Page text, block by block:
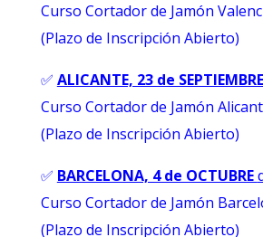
Curso Cortador de Jamón
(Plazo de Inscripción Abierto)
✅ ALICANTE, 23 de SEPTIEMBRE
Curso Cortador de Jamón
(Plazo de Inscripción Abierto)
✅ BARCELONA, 4 de OCTUBRE
Curso Cortador de Jamón
(Plazo de Inscripción Abierto)